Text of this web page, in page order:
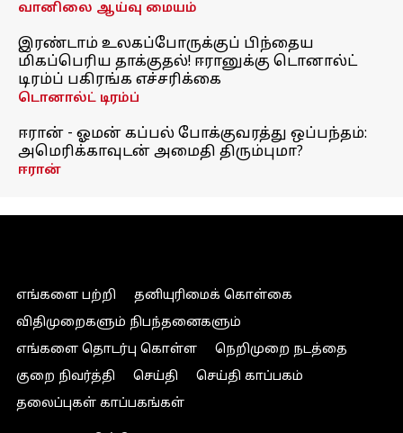
வானிலை ஆய்வு மையம்
இரண்டாம் உலகப்போருக்குப் பிந்தைய
மிகப்பெரிய தாக்குதல்! ஈரானுக்கு டொனால்ட்
டிரம்ப் பகிரங்க எச்சரிக்கை
டொனால்ட் டிரம்ப்
ஈரான் - ஓமன் கப்பல் போக்குவரத்து ஒப்பந்தம்:
அமெரிக்காவுடன் அமைதி திரும்புமா?
ஈரான்
எங்களை பற்றி
தனியுரிமைக் கொள்கை
விதிமுறைகளும் நிபந்தனைகளும்
எங்களை தொடர்பு கொள்ள
நெறிமுறை நடத்தை
குறை நிவர்த்தி
செய்தி
செய்தி காப்பகம்
தலைப்புகள் காப்பகங்கள்